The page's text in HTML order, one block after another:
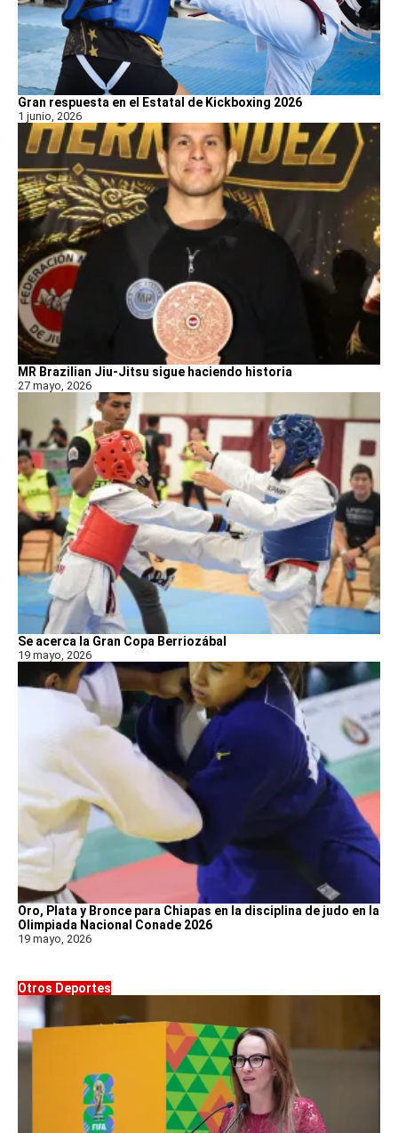
Gran respuesta en el Estatal de Kickboxing 2026
1 junio, 2026
MR Brazilian Jiu-Jitsu sigue haciendo historia
27 mayo, 2026
Se acerca la Gran Copa Berriozábal
19 mayo, 2026
Oro, Plata y Bronce para Chiapas en la disciplina de judo en la
Olimpiada Nacional Conade 2026
19 mayo, 2026
Otros Deportes